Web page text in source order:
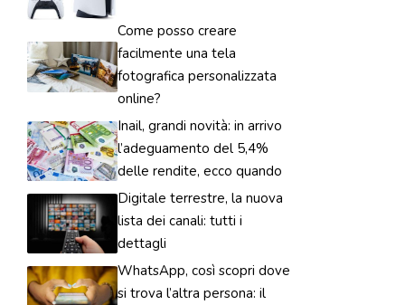
Come posso creare
facilmente una tela
fotografica personalizzata
online?
Inail, grandi novità: in arrivo
l’adeguamento del 5,4%
delle rendite, ecco quando
Digitale terrestre, la nuova
lista dei canali: tutti i
dettagli
WhatsApp, così scopri dove
si trova l’altra persona: il